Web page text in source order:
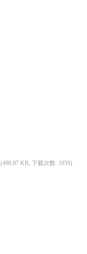
(490.07 KB, 下载次数: 1059)